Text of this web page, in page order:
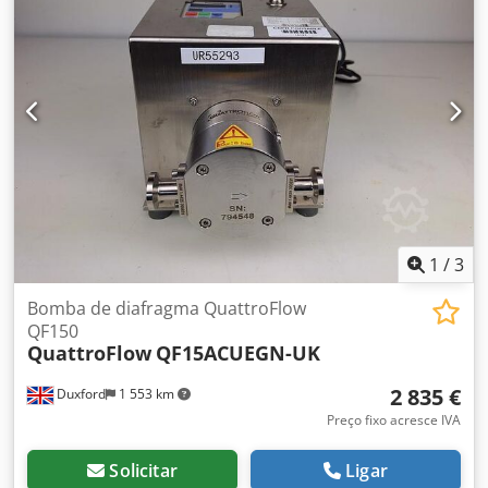
banhos são ideais para tarefas como incubação de
amostras, preparação de meios e controle de qualidade.
Principais características: • Fervura constante através de
regulador de energia ajustável • Dispositivo de nível
constante garante operação estável e consistência do
líquido • Construção robusta e resistente ao desgaste para
uso diário em laboratório • Controles simples e intuitivos
para ajuste rápido da temperatura • Tampa de
policarbonato antiderrapante inclusa como padrão
Csdpoxv A N Dofx An Hsha Ideal para: • Aplicações
laboratórios • Ambientes de alto rendimento ou com
restrição orçamentária
1 /3
Duxford 1 553 km
Bomba de diafragma QuattroFlow
QF150
QuattroFlow QF15ACUEGN-UK
2 835 €
Preço fixo acresce IVA
Solicitar Ligar